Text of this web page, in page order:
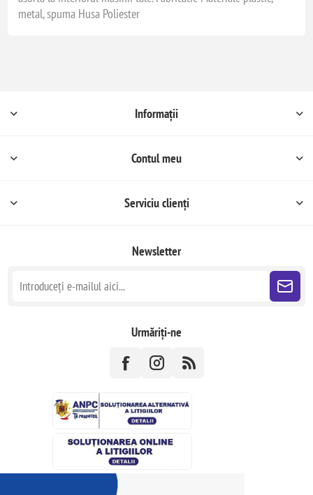
metal, spuma Husa Poliester
Informații
Contul meu
Serviciu clienți
Newsletter
Urmăriți-ne